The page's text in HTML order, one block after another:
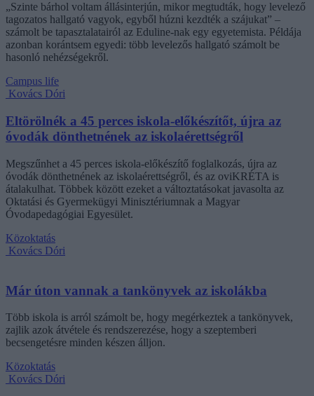
„Szinte bárhol voltam állásinterjún, mikor megtudták, hogy levelező
tagozatos hallgató vagyok, egyből húzni kezdték a szájukat” –
számolt be tapasztalatairól az Eduline-nak egy egyetemista. Példája
azonban korántsem egyedi: több levelezős hallgató számolt be
hasonló nehézségekről.
Campus life
Kovács Dóri
Eltörölnék a 45 perces iskola-előkészítőt, újra az
óvodák dönthetnének az iskolaérettségről
Megszűnhet a 45 perces iskola-előkészítő foglalkozás, újra az
óvodák dönthetnének az iskolaérettségről, és az oviKRÉTA is
átalakulhat. Többek között ezeket a változtatásokat javasolta az
Oktatási és Gyermekügyi Minisztériumnak a Magyar
Óvodapedagógiai Egyesület.
Közoktatás
Kovács Dóri
Már úton vannak a tankönyvek az iskolákba
Több iskola is arról számolt be, hogy megérkeztek a tankönyvek,
zajlik azok átvétele és rendszerezése, hogy a szeptemberi
becsengetésre minden készen álljon.
Közoktatás
Kovács Dóri